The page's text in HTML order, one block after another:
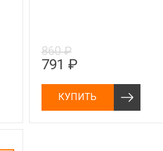
860 ₽
791 ₽
КУПИТЬ